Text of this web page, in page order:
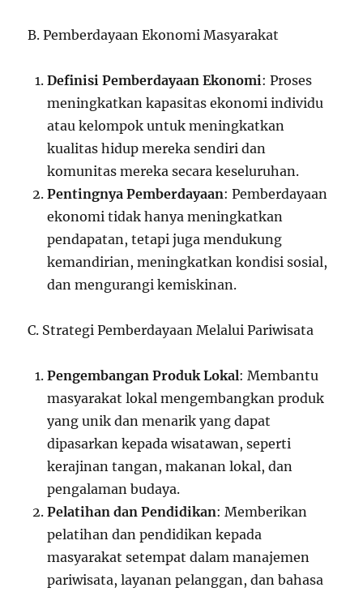
B. Pemberdayaan Ekonomi Masyarakat
Definisi Pemberdayaan Ekonomi: Proses
meningkatkan kapasitas ekonomi individu
atau kelompok untuk meningkatkan
kualitas hidup mereka sendiri dan
komunitas mereka secara keseluruhan.
Pentingnya Pemberdayaan: Pemberdayaan
ekonomi tidak hanya meningkatkan
pendapatan, tetapi juga mendukung
kemandirian, meningkatkan kondisi sosial,
dan mengurangi kemiskinan.
C. Strategi Pemberdayaan Melalui Pariwisata
Pengembangan Produk Lokal: Membantu
masyarakat lokal mengembangkan produk
yang unik dan menarik yang dapat
dipasarkan kepada wisatawan, seperti
kerajinan tangan, makanan lokal, dan
pengalaman budaya.
Pelatihan dan Pendidikan: Memberikan
pelatihan dan pendidikan kepada
masyarakat setempat dalam manajemen
pariwisata, layanan pelanggan, dan bahasa